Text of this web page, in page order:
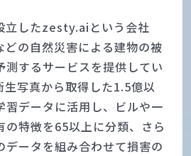
立したzesty.aiという会社
どの自然災害による建物の被
測するサービスを提供してい
生写真から取得した1.5億以
習データに活用し、ビルや一
の特徴を65以上に分類、さら
データを組み合わせて損害の